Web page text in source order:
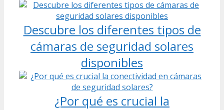
Descubre los diferentes tipos de
cámaras de seguridad solares
disponibles
¿Por qué es crucial la